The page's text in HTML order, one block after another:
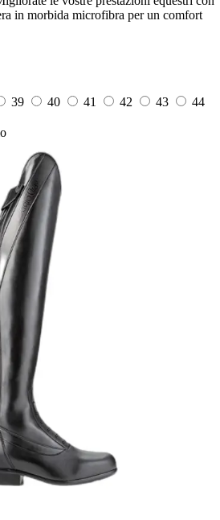
in morbida microfibra per un comfort
39 40 41 42 43
44